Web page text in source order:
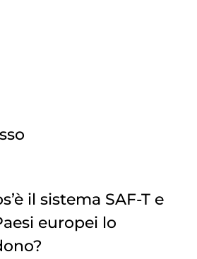
il sistema SAF-T e
europei lo